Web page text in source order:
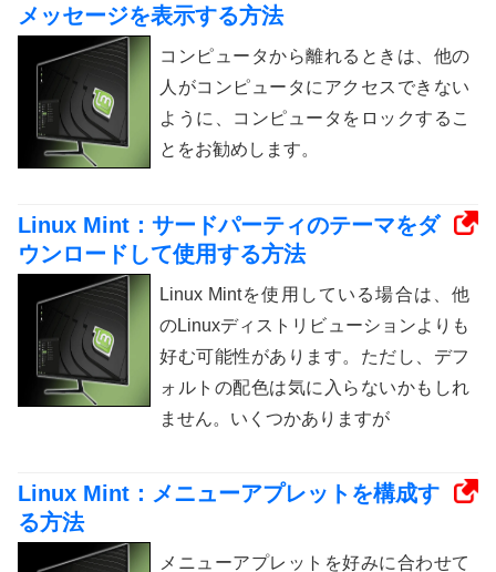
メッセージを表示する方法
コンピュータから離れるときは、他の
人がコンピュータにアクセスできない
ように、コンピュータをロックするこ
とをお勧めします。
Linux Mint：サードパーティのテーマをダ
ウンロードして使用する方法
Linux Mintを使用している場合は、他
のLinuxディストリビューションよりも
好む可能性があります。ただし、デフ
ォルトの配色は気に入らないかもしれ
ません。いくつかありますが
Linux Mint：メニューアプレットを構成す
る方法
メニューアプレットを好みに合わせて